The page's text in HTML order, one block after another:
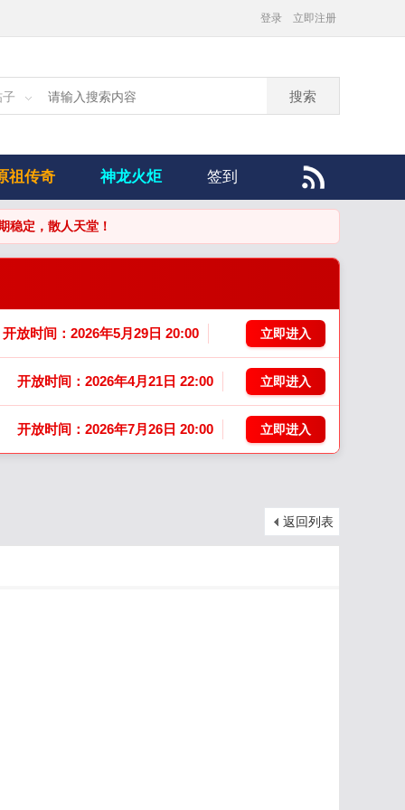
登录 立即注册
搜索
祖传奇 神龙火炬 签到
开放时间：2026年5月29日 20:00 立即进入
开放时间：2026年4月21日 22:00 立即进入
开放时间：2026年7月26日 20:00 立即进入
返回列表